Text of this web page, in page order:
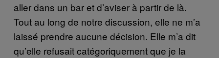
aller dans un bar et d’aviser à partir de là.
Tout au long de notre discussion, elle ne m’a
laissé prendre aucune décision. Elle m’a dit
qu’elle refusait catégoriquement que je la